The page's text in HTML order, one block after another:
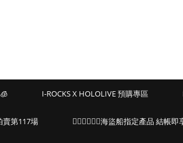
I-ROCKS X HOLOLIVE 預購專區
賣第117場 🏴‍☠️🏴‍☠️🏴‍☠️海盜船指定產品 結帳即